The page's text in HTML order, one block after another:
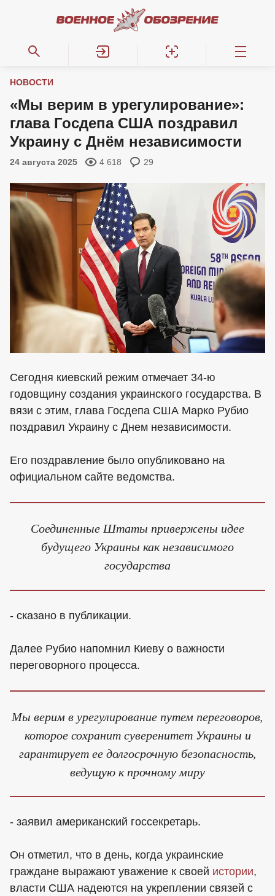
НОВОСТИ
«Мы верим в урегулирование»:
глава Госдепа США поздравил
Украину с Днём независимости
24 августа 2025 4 618 29
Сегодня киевский режим отмечает 34-ю
годовщину создания украинского государства. В
вязи с этим, глава Госдепа США Марко Рубио
поздравил Украину с Днем независимости.
Его поздравление было опубликовано на
официальном сайте ведомства.
Соединенные Штаты привержены идее
будущего Украины как независимого
государства
- сказано в публикации.
Далее Рубио напомнил Киеву о важности
переговорного процесса.
Мы верим в урегулирование путем переговоров,
которое сохранит суверенитет Украины и
гарантирует ее долгосрочную безопасность,
ведущую к прочному миру
- заявил американский госсекретарь.
Он отметил, что в день, когда украинские
граждане выражают уважение к своей истории,
власти США надеются на укреплении связей с